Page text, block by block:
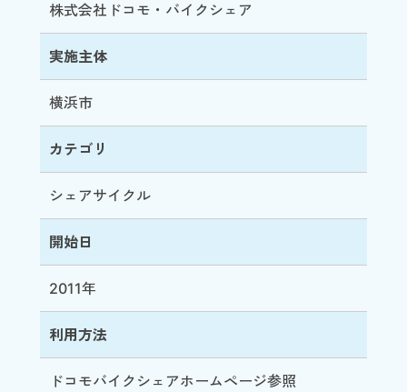
株式会社ドコモ・バイクシェア
実施主体
横浜市
カテゴリ
シェアサイクル
開始日
2011年
利用方法
ドコモバイクシェアホームページ参照